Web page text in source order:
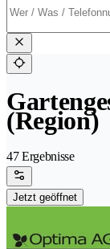
(Region)
47 Ergebnisse
Jetzt geöffnet